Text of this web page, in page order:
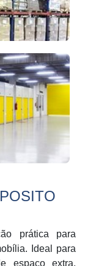
prática para
Ideal para
espaço extra,